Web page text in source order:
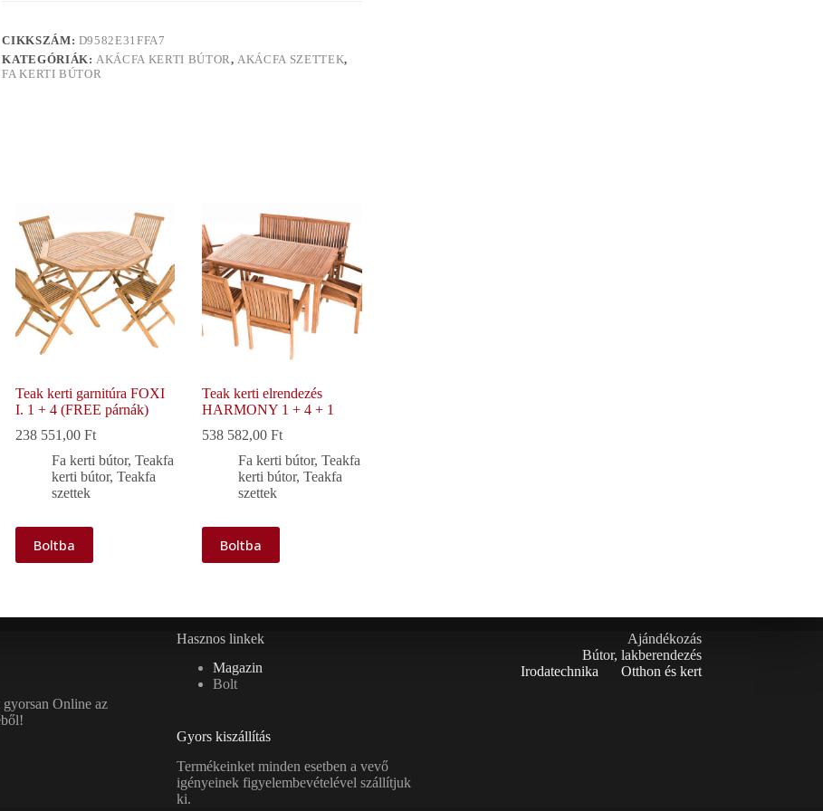
CIKKSZÁM: D9582E31FFA7
KATEGÓRIÁK:AKÁCFA KERTI BÚTOR,AKÁCFA SZETTEK,
FA KERTI BÚTOR
Teak kerti garnitúra FOXI
I. 1 + 4 (FREE párnák)
238 551,00Ft
Fa kerti bútor,Teakfa
kerti bútor,Teakfa
szettek
Boltba
Teak kerti elrendezés
HARMONY 1 + 4 + 1
538 582,00Ft
Fa kerti bútor,Teakfa
kerti bútor,Teakfa
szettek
Boltba
gyorsan Online az
Hasznos linkek
Magazin
Bolt
Gyors kiszállítás
Termékeinket minden esetben a vevő
igényeinek figyelembevételével szállítjuk
ki.
Ajándékozás
Bútor, lakberendezés
Irodatechnika
Otthon és kert